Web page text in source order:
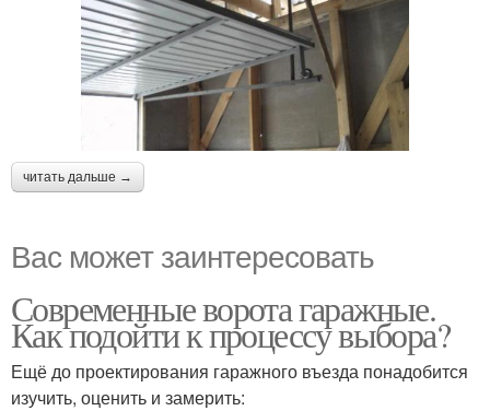
читать дальше →
Вас может заинтересовать
Современные ворота гаражные.
Как подойти к процессу выбора?
Ещё до проектирования гаражного въезда понадобится
изучить, оценить и замерить: